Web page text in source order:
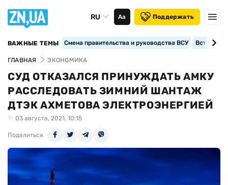
RU Аа Поддержать
ВАЖНЫЕ ТЕМЫ Смена правительства и руководства ВСУ
ГЛАВНАЯ ЭКОНОМИКА
СУД ОТКАЗАЛСЯ ПРИНУЖДАТЬ АМКУ
РАССЛЕДОВАТЬ ЗИМНИЙ ШАНТАЖ
ДТЭК АХМЕТОВА ЭЛЕКТРОЭНЕРГИЕЙ
03 августа, 2021, 10:15
Поделиться